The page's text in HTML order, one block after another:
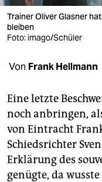
verlag
veranstaltungen
unterstützen
genossenschaft
epaper login
Trainer Oliver Glasner
bleiben
Foto: imago/Schüler
Von Frank Hellmann
Eine letzte
noch anbringen,
von Eintracht
Schiedsrichter
Erklärung des
genügte, da